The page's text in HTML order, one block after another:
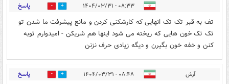
۰۸:۳۳ - ۱۴۰۴/۰۳/۳۱ 15 پاسخ
تف به قبر تک تک انهایی که کارشکنی کردن و مانع پیشرفت ما شدن تو
تک تک خون هایی که ریخته می شود اینها هم شریکن - امیدوارم توبه
کنن و خفه خون بگیرن و دیگه زیادی حرف نزنن
آرش ۰۸:۴۸ - ۱۴۰۴/۰۳/۳۱ 3 پاسخ